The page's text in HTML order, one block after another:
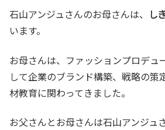
石山アンジュさんのお母さんは、 し
います。
お母さんは、ファッションプロデュ
して企業のブランド構築、戦略の策
材教育に関わってきました。
お父さんとお母さんは石山アンジュ